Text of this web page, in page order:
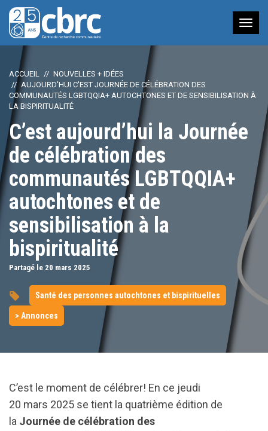
à
ACCUEIL
NOUVELLES + IDÉES
AUJOURD'HUI C'EST JOURNÉE DE CÉLÉBRATION DES
COMMUNAUTÉS LGBTQQIA+ AUTOCHTONES ET DE SENSIBILISATION À
LA BISPIRITUALITÉ
C’est aujourd’hui la Journée
de célébration des
communautés LGBTQQIA+
autochtones et de
sensibilisation à la
bispiritualité
Partagé le 20 mars 2025
Santé des personnes autochtones et bispirituelles
> Annonces
C’est le moment de célébrer! En ce jeudi
20 mars 2025 se tient la quatrième édition de
la Journée de célébration des